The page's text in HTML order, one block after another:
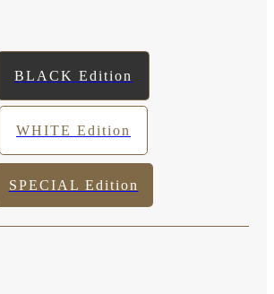
BLACK Edition
WHITE Edition
SPECIAL Edition